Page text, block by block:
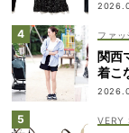
ファッ
関西
着こ
VERY